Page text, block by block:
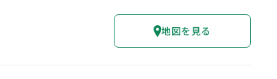
地図を見る